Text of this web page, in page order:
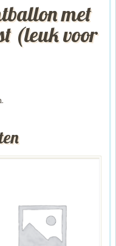
met
(leuk voor